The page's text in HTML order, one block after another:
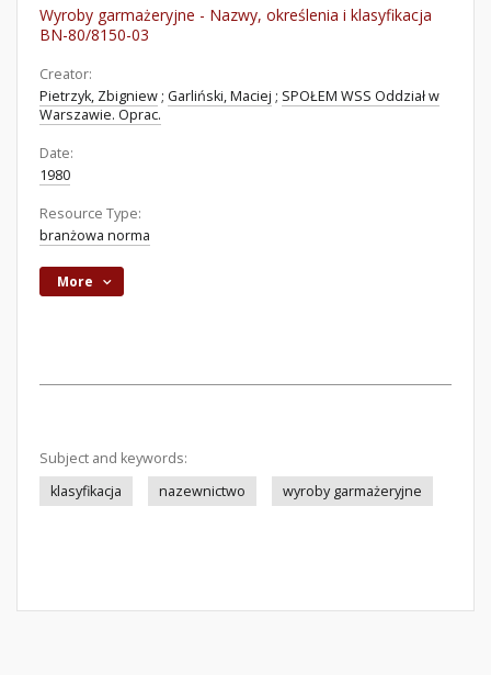
Wyroby garmażeryjne - Nazwy, określenia i klasyfikacja
BN-80/8150-03
Creator:
Pietrzyk, Zbigniew ; Garliński, Maciej ; SPOŁEM WSS Oddział w
Warszawie. Oprac.
Date:
1980
Resource Type:
branżowa norma
More
Subject and keywords:
klasyfikacja
nazewnictwo wyroby garmażeryjne